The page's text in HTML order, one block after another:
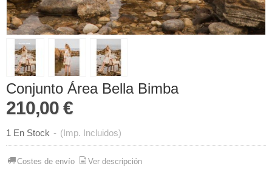
Conjunto Área Bella Bimba
210,00 €
1 En Stock - (Imp. Incluidos)
Costes de envío Ver descripción